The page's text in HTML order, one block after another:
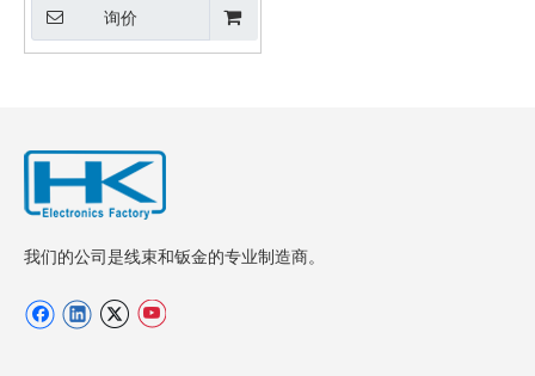
询价
我们的公司是线束和钣金的专业制造商。